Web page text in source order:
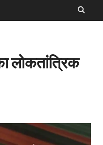
लोकतांत्रिक